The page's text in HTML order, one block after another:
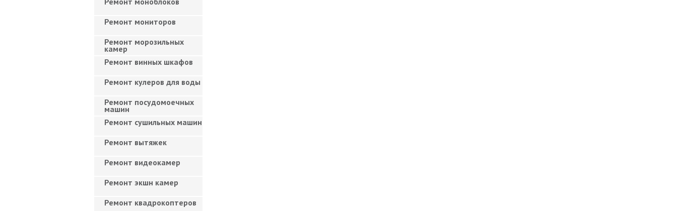
Ремонт мониторов
Ремонт морозильных
камер
Ремонт винных шкафов
Ремонт кулеров для воды
Ремонт посудомоечных
машин
Ремонт сушильных машин
Ремонт вытяжек
Ремонт видеокамер
Ремонт экшн камер
Ремонт квадрокоптеров